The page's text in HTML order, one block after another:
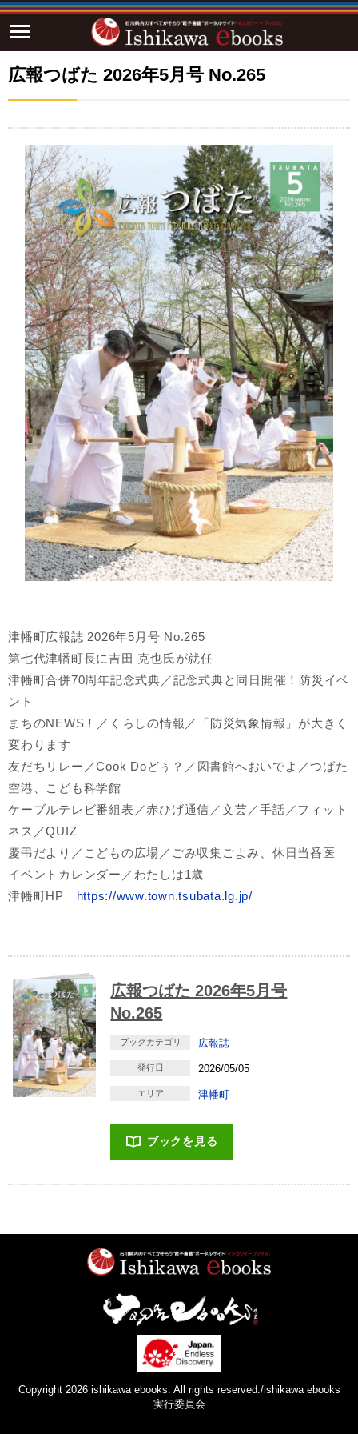
広報つばた 2026年5月号 No.265
津幡町広報誌 2026年5月号 No.265
第七代津幡町長に吉田 克也氏が就任
津幡町合併70周年記念式典／記念式典と同日開催！防災イベ
ント
まちのNEWS！／くらしの情報／「防災気象情報」が大きく
変わります
友だちリレー／Cook Doどぅ？／図書館へおいでよ／つばた
空港、こども科学館
ケーブルテレビ番組表／赤ひげ通信／文芸／手話／フィット
ネス／QUIZ
慶弔だより／こどもの広場／ごみ収集ごよみ、休日当番医
イベントカレンダー／わたしは1歳
津幡町HP https://www.town.tsubata.lg.jp/
広報つばた 2026年5月号
No.265
ブックカテゴリ 広報誌
発行日 2026/05/05
エリア 津幡町
ブックを見る
Copyright 2026 ishikawa ebooks. All rights reserved./ishikawa ebooks
実行委員会